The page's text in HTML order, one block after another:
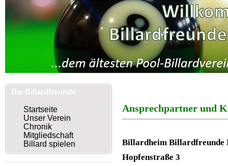
Die Billardfreunde
Mühlhausen
Startseite
Unser Verein
Chronik
Mitgliedschaft
Billard spielen
Ansprechpartner und
Billardheim Billardfreunde
Hopfenstraße 3